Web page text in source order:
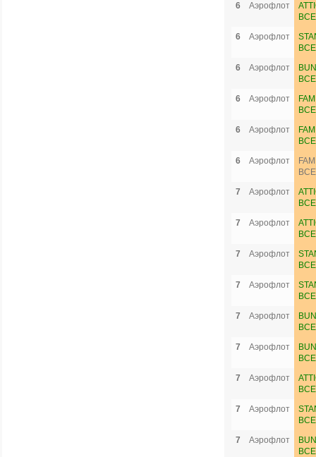
6
Аэрофлот
6
Аэрофлот
6
Аэрофлот
6
Аэрофлот
6
Аэрофлот
6
Аэрофлот
7
Аэрофлот
7
Аэрофлот
7
Аэрофлот
7
Аэрофлот
7
Аэрофлот
7
Аэрофлот
7
Аэрофлот
7
Аэрофлот
7
Аэрофлот